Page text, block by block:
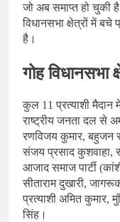
जो अब समाप्त हो चुकी
विधानसभा क्षेत्रों में बचे
है।
गोह विधानसभा
कुल 11 प्रत्याशी
राष्ट्रीय जनता दल से
रणविजय कुमार, बहुजन
संजय प्रसाद कुशवाहा,
आजाद समाज पार्टी
सीताराम दुखारी,
प्रत्याशी अमित कुमार,
सिंह।